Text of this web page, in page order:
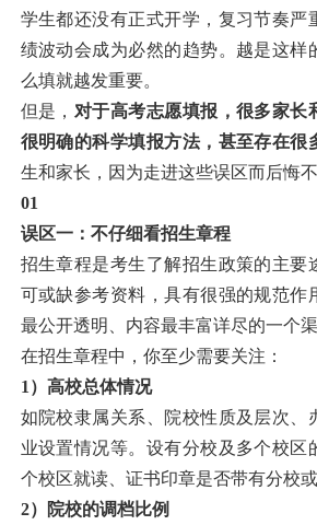
学生都还没有正式开学，复习节奏严
绩波动会成为必然的趋势。越是这样
么填就越发重要。
但是， 对于高考志愿填报，很多家长
很明确的科学填报方法，甚至存在很
生和家长，因为走进这些误区而后悔不
01
误区一：不仔细看招生章程
招生章程是考生了解招生政策的主要
可或缺参考资料，具有很强的规范作
最公开透明、内容最丰富详尽的一个渠
在招生章程中，你至少需要关注：
1 ）高校总体情况
如院校隶属关系、院校性质及层次、
业设置情况等。设有分校及多个校区
个校区就读、证书印章是否带有分校或
2）院校的调档比例